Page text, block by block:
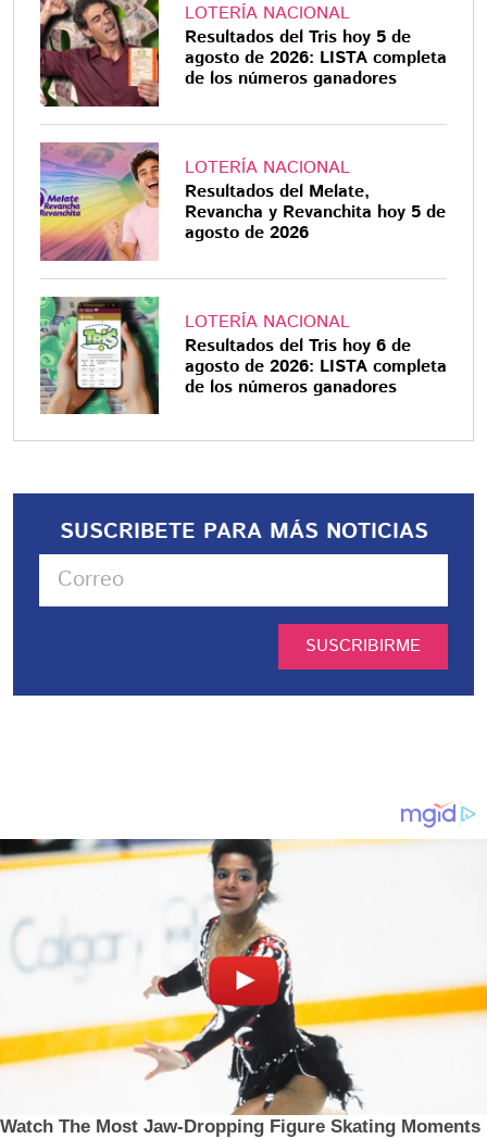
LOTERÍA NACIONAL
Resultados del Tris hoy 5 de
agosto de 2026: LISTA completa
de los números ganadores
LOTERÍA NACIONAL
Resultados del Melate,
Revancha y Revanchita hoy 5 de
agosto de 2026
LOTERÍA NACIONAL
Resultados del Tris hoy 6 de
agosto de 2026: LISTA completa
de los números ganadores
SUSCRIBETE PARA MÁS NOTICIAS
SUSCRIBIRME